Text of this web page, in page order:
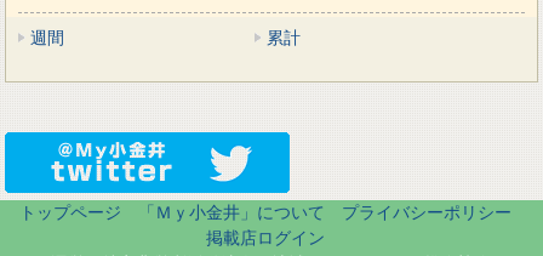
週間 累計
トップページ 「Ｍｙ小金井」について
プライバシーポリシー
掲載店ログイン